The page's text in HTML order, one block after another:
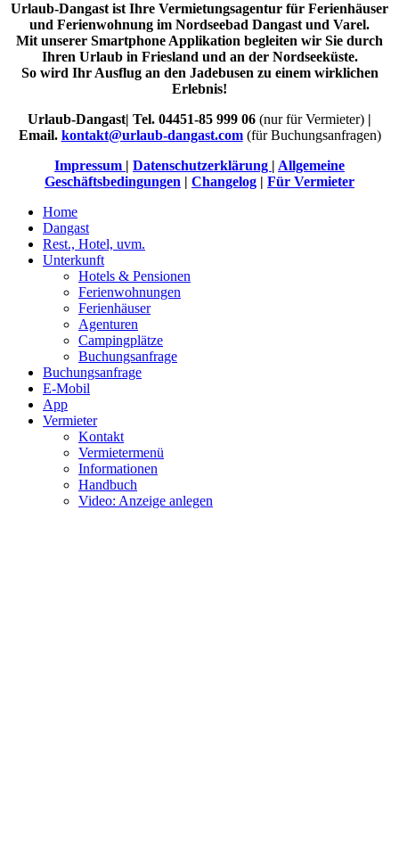
Urlaub-Dangast ist Ihre Vermietungsagentur für Ferienhäuser
und Ferienwohnung im Nordseebad Dangast und Varel.
Mit unserer Smartphone Applikation begleiten wir Sie durch
Ihren Urlaub in Friesland und an der Nordseeküste.
So wird Ihr Ausflug an den Jadebusen zu einem wirklichen
Erlebnis!
Urlaub-Dangast| Tel. 04451-85 999 06 (nur für Vermieter) |
Email. kontakt@urlaub-dangast.com (für Buchungsanfragen)
Impressum | Datenschutzerklärung | Allgemeine
Geschäftsbedingungen | Changelog | Für Vermieter
Home
Dangast
Rest., Hotel, uvm.
Unterkunft
Hotels & Pensionen
Ferienwohnungen
Ferienhäuser
Agenturen
Campingplätze
Buchungsanfrage
Buchungsanfrage
E-Mobil
App
Vermieter
Kontakt
Vermietermenü
Informationen
Handbuch
Video: Anzeige anlegen